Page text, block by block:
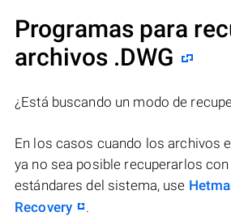
Programas para
archivos .DWG
¿Está buscando un modo de
En los casos cuando los archivos
ya no sea posible recuperarlos
estándares del sistema, use
Recovery
.